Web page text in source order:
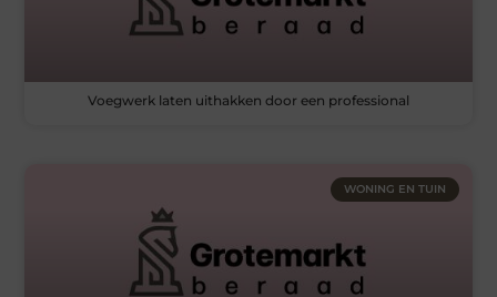
Voegwerk laten uithakken door een professional
WONING EN TUIN